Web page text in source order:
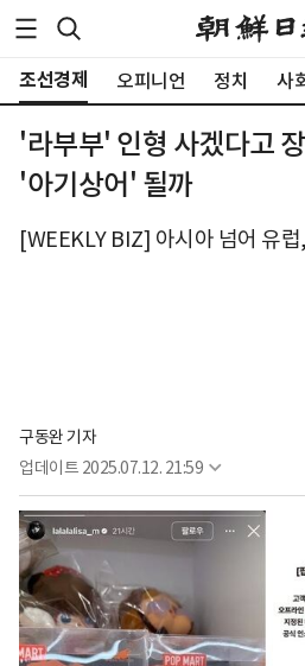
조선경제 오피니언 정치 사
'라부부' 인형 사겠다고
'아기상어' 될까
[WEEKLY BIZ] 아시아 넘어 유
구동완 기자
업데이트 2025.07.12. 21:59